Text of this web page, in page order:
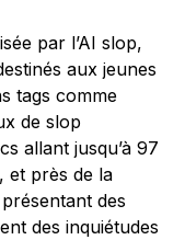
par l’AI slop,
aux jeunes
tags comme
de slop
allant jusqu’à 97
et près de la
des
des inquiétudes